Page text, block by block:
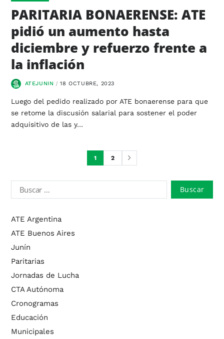
PARITARIA BONAERENSE: ATE
pidió un aumento hasta
diciembre y refuerzo frente a
la inflación
ATEJUNIN 18 OCTUBRE, 2023
Luego del pedido realizado por ATE bonaerense para que
se retome la discusión salarial para sostener el poder
adquisitivo de las y…
1 2
ATE Argentina
ATE Buenos Aires
Junín
Paritarias
Jornadas de Lucha
CTA Autónoma
Cronogramas
Educación
Municipales